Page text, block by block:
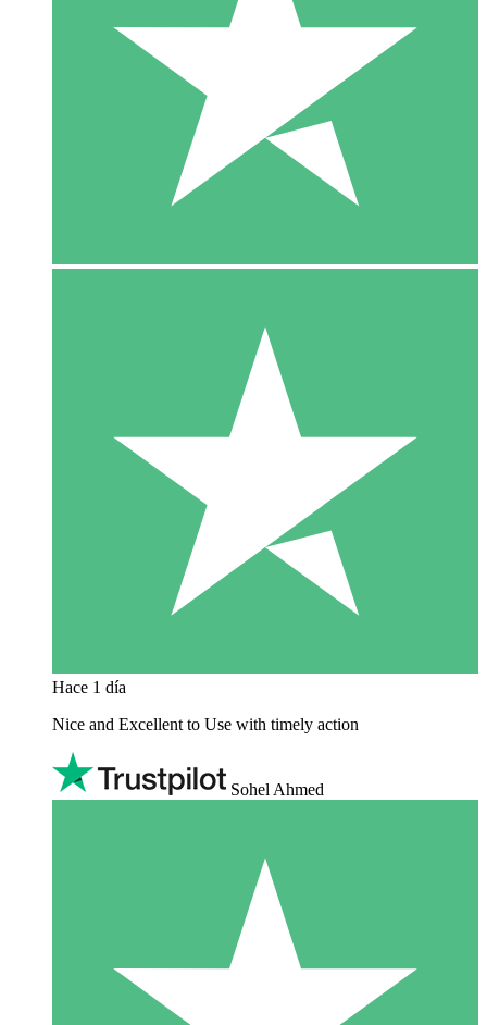
Hace 1 día
Nice and Excellent to Use with timely action
Sohel Ahmed